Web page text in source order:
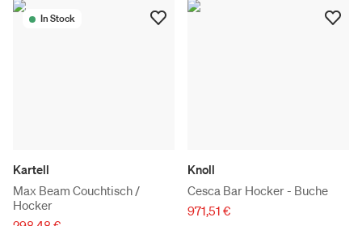
In Stock
Kartell
Max Beam Couchtisch /
Hocker
Knoll
Cesca Bar Hocker - Buche
971,51 €